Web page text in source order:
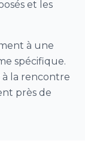
Covid
et
de
et les
à une
spécifique.
à la rencontre
près de